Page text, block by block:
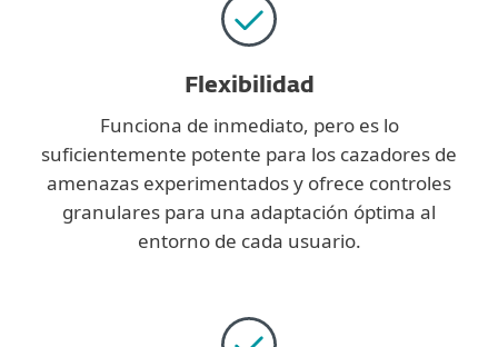
Flexibilidad
Funciona de inmediato, pero es lo
suficientemente potente para los cazadores de
amenazas experimentados y ofrece controles
granulares para una adaptación óptima al
entorno de cada usuario.